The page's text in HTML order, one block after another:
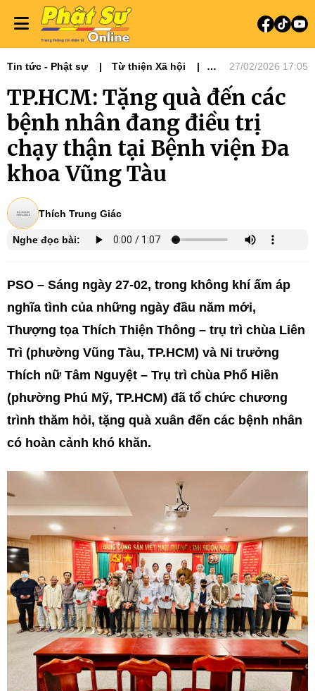
Tin tức - Phật sự
Từ thiện Xã hội
27/02/2026 17:05
TP.HCM: Tặng quà đến các
bệnh nhân đang điều trị
chạy thận tại Bệnh viện Đa
khoa Vũng Tàu
Thích Trung Giác
Nghe đọc bài:
PSO – Sáng ngày 27-02, trong không khí ấm áp
nghĩa tình của những ngày đầu năm mới,
Thượng tọa Thích Thiện Thông – trụ trì chùa Liên
Trì (phường Vũng Tàu, TP.HCM) và Ni trưởng
Thích nữ Tâm Nguyệt – Trụ trì chùa Phổ Hiền
(phường Phú Mỹ, TP.HCM) đã tổ chức chương
trình thăm hỏi, tặng quà xuân đến các bệnh nhân
có hoàn cảnh khó khăn.